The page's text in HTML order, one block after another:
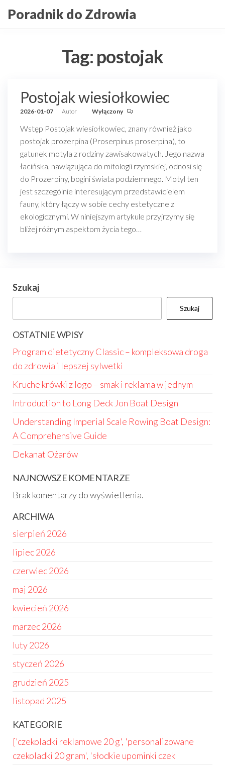
doPoradnik do Zdrowia
Tag: postojak
Postojak wiesiołkowiec
2026-01-07 Autor Wyłączony
Wstęp Postojak wiesiołkowiec, znany również jako
postojak prozerpina (Proserpinus proserpina), to
gatunek motyla z rodziny zawisakowatych. Jego nazwa
łacińska, nawiązująca do mitologii rzymskiej, odnosi się
do Prozerpiny, bogini świata podziemnego. Motyl ten
jest szczególnie interesującym przedstawicielem
fauny, który łączy w sobie cechy estetyczne z
ekologicznymi. W niniejszym artykule przyjrzymy się
bliżej różnym aspektom życia tego…
Szukaj
Szukaj
OSTATNIE WPISY
Program dietetyczny Classic – kompleksowa droga
do zdrowia i lepszej sylwetki
Kruche krówki z logo – smak i reklama w jednym
Introduction to Long Deck Jon Boat Design
Understanding Imperial Scale Rowing Boat Design:
A Comprehensive Guide
Dekanat Ożarów
NAJNOWSZE KOMENTARZE
Brak komentarzy do wyświetlenia.
ARCHIWA
sierpień 2026
lipiec 2026
czerwiec 2026
maj 2026
kwiecień 2026
marzec 2026
luty 2026
styczeń 2026
grudzień 2025
listopad 2025
KATEGORIE
['czekoladki reklamowe 20 g', 'personalizowane
czekoladki 20 gram', 'słodkie upominki czek